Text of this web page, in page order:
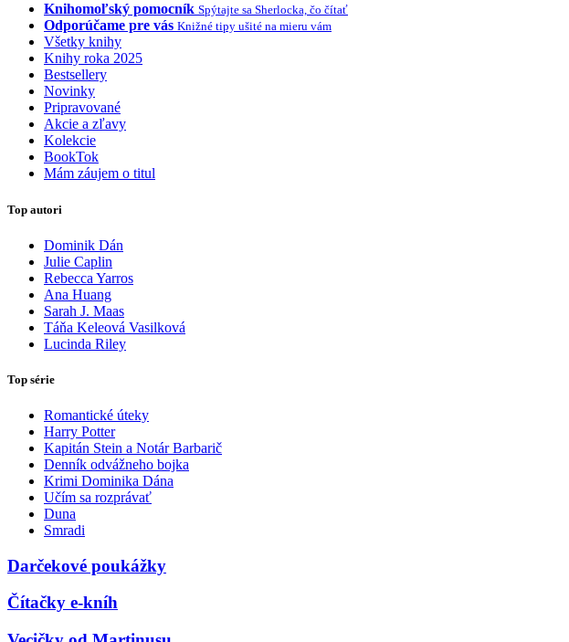
Knihomoľský pomocník Spýtajte sa Sherlocka, čo čítať
Odporúčame pre vás Knižné tipy ušité na mieru vám
Všetky knihy
Knihy roka 2025
Bestsellery
Novinky
Pripravované
Akcie a zľavy
Kolekcie
BookTok
Mám záujem o titul
Top autori
Dominik Dán
Julie Caplin
Rebecca Yarros
Ana Huang
Sarah J. Maas
Táňa Keleová Vasilková
Lucinda Riley
Top série
Romantické úteky
Harry Potter
Kapitán Stein a Notár Barbarič
Denník odvážneho bojka
Krimi Dominika Dána
Učím sa rozprávať
Duna
Smradi
Darčekové poukážky
Čítačky e-kníh